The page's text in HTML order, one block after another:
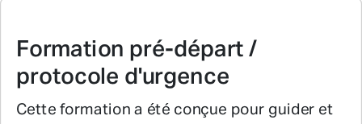
Formation pré-départ /
protocole d'urgence
Cette formation a été conçue pour guider et